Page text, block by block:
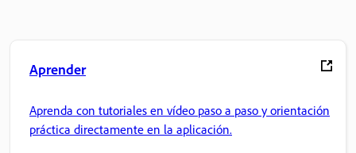
Aprender
Aprenda con tutoriales en vídeo paso a paso y orientación
práctica directamente en la aplicación.